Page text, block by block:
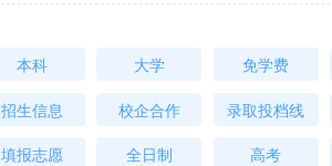
本科 大学 免学费
招生信息 校企合作 录取投档线
填报志愿 全日制 高考